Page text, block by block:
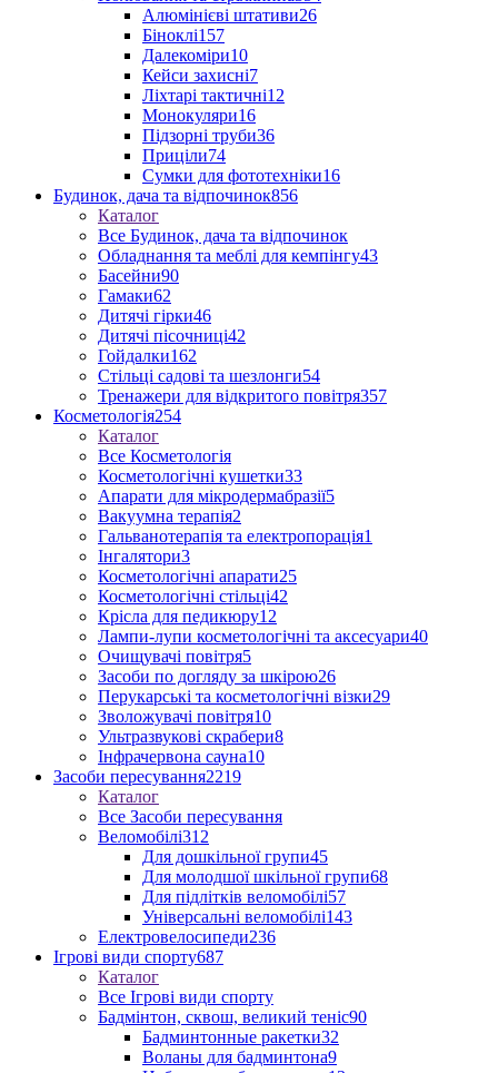
Алюмінієві штативи26
Біноклі157
Далекоміри10
Кейси захисні7
Ліхтарі тактичні12
Монокуляри16
Підзорні труби36
Приціли74
Сумки для фототехніки16
Будинок, дача та відпочинок856
Каталог
Все Будинок, дача та відпочинок
Обладнання та меблі для кемпінгу43
Басейни90
Гамаки62
Дитячі гірки46
Дитячі пісочниці42
Гойдалки162
Стільці садові та шезлонги54
Тренажери для відкритого повітря357
Косметологія254
Каталог
Все Косметологія
Косметологічні кушетки33
Апарати для мікродермабразії5
Вакуумна терапія2
Гальванотерапія та електропорація1
Інгалятори3
Косметологічні апарати25
Косметологічні стільці42
Крісла для педикюру12
Лампи-лупи косметологічні та аксесуари40
Очищувачі повітря5
Засоби по догляду за шкірою26
Перукарські та косметологічні візки29
Зволожувачі повітря10
Ультразвукові скрабери8
Інфрачервона сауна10
Засоби пересування2219
Каталог
Все Засоби пересування
Веломобілі312
Для дошкільної групи45
Для молодшої шкільної групи68
Для підлітків веломобілі57
Універсальні веломобілі143
Електровелосипеди236
Ігрові види спорту687
Каталог
Все Ігрові види спорту
Бадмінтон, сквош, великий теніс90
Бадминтонные ракетки32
Воланы для бадминтона9